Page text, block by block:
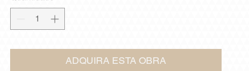
ADQUIRA ESTA OBRA